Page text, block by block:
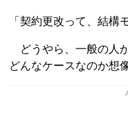
「契約更改って、結構
どうやら、一般の人
どんなケースなのか想